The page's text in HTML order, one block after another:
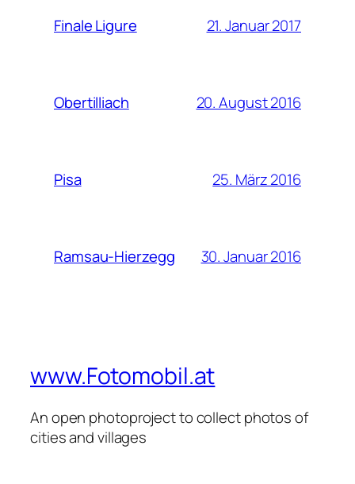
Finale Ligure 21. Januar 2017
Obertilliach 20. August 2016
Pisa 25. März 2016
Ramsau-Hierzegg 30. Januar 2016
www.Fotomobil.at
An open photoproject to collect photos of
cities and villages